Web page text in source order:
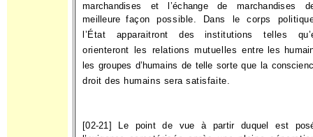
marchandises et l’échange de marchandises
meilleure façon possible. Dans le corps
l’État apparaitront des
institutions telles
orienteront les relations mutuelles entre les
les groupes d’humains de telle sorte que la
droit des humains sera satisfaite.
[02-21] Le point de vue à partir duquel est